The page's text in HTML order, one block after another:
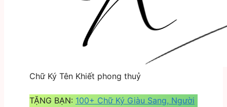
Chữ Ký Tên Khiết phong thuỷ
TẶNG BẠN: 100+ Chữ Ký Giàu Sang, Người